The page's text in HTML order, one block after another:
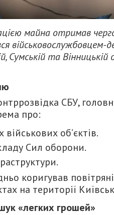
майна отримав
Сумській та
СБУ,
про:
об’єктів.
Сил оборони.
коригував
на території
«легких грошей»